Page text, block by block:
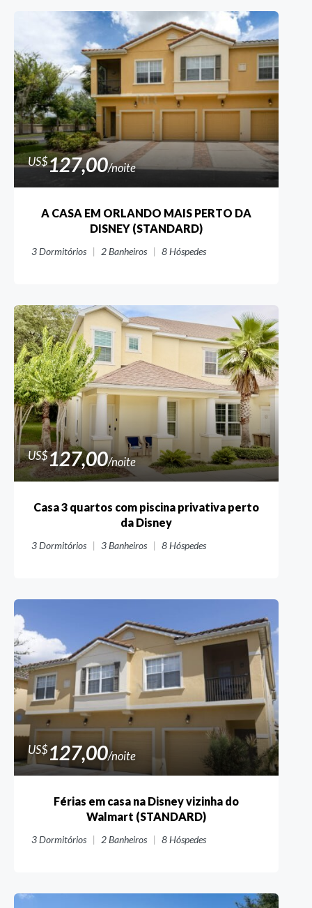
US$127,00/noite
A CASA EM ORLANDO MAIS PERTO DA
DISNEY (STANDARD)
3Dormitórios 2Banheiros 8Hóspedes
US$127,00/noite
Casa 3 quartos com piscina privativa perto
da Disney
3Dormitórios 3Banheiros 8Hóspedes
US$127,00/noite
Férias em casa na Disney vizinha do
Walmart (STANDARD)
3Dormitórios 2Banheiros 8Hóspedes